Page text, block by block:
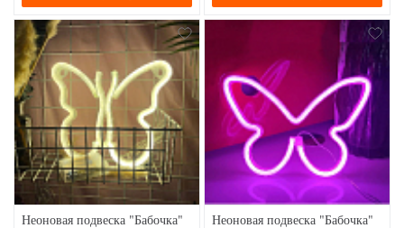
Неоновая подвеска "Бабочка"
Неоновая подвеска "Бабочка"